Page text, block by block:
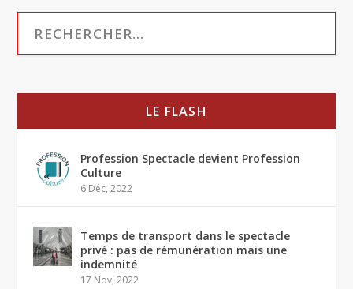
LE FLASH
Profession Spectacle devient Profession
Culture
6 Déc, 2022
Temps de transport dans le spectacle
privé : pas de rémunération mais une
indemnité
17 Nov, 2022